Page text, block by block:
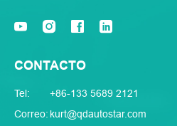
CONTACTO
Tel:
+86-133 5689 2121
Correo: kurt@qdautostar.com